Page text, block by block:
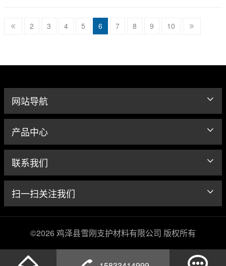
2 3 4 5 6 7 8 9 10
网站导航
产品中心
联系我们
扫一扫关注我们
©2026 鸡泽县雪刚支护材料有限公司 版权所有